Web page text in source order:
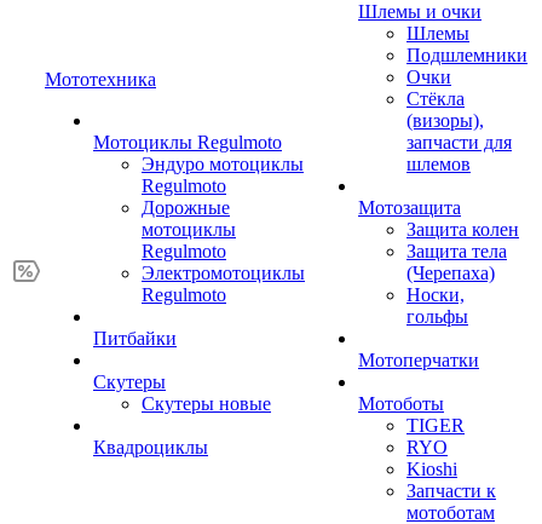
Мототехника
Мотоциклы Regulmoto
Эндуро мотоциклы
Regulmoto
Дорожные
мотоциклы
Regulmoto
Электромотоциклы
Regulmoto
Питбайки
Скутеры
Скутеры новые
Квадроциклы
Шлемы и очки
Шлемы
Подшлемники
Очки
Стёкла
(визоры),
запчасти для
шлемов
Мотозащита
Защита колен
Защита тела
(Черепаха)
Носки,
гольфы
Мотоперчатки
Мотоботы
TIGER
RYO
Kioshi
Запчасти к
мотоботам